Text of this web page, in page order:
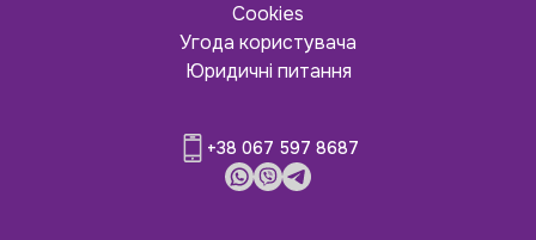
Cookies
Угода користувача
Юридичні питання
+38 067 597 8687